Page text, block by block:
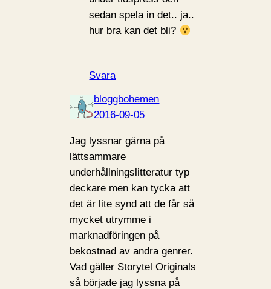
sedan spela in det.. ja..
hur bra kan det bli?
Svara
bloggbohemen
2016-09-05
Jag lyssnar gärna på
lättsammare
underhållningslitteratur typ
deckare men kan tycka att
det är lite synd att de får så
mycket utrymme i
marknadföringen på
bekostnad av andra genrer.
Vad gäller Storytel Originals
så började jag lyssna på